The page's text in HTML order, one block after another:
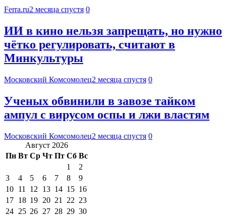
Ferra.ru2 месяца спустя 0
ИИ в кино нельзя запрещать, но нужно
чётко регулировать, считают в
Минкультуры
Московский Комсомолец2 месяца спустя 0
Ученых обвинили в завозе тайком
ампул с вирусом оспы и лжи властям
Московский Комсомолец2 месяца спустя 0
Август 2026
Пн Вт Ср Чт Пт Сб Вс
1
2
3
4 5 6 7 8
9
10 11 12 13 14 15 16
17 18 19 20 21 22 23
24 25 26 27 28 29 30